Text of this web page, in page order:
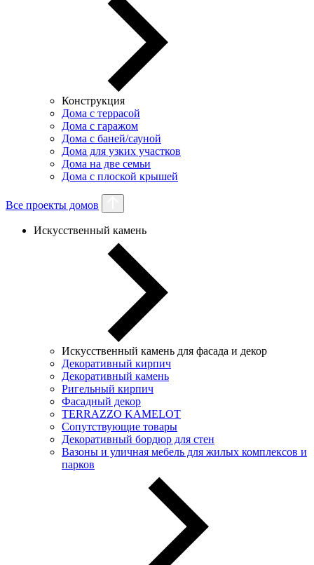
Конструкция
Дома с террасой
Дома с гаражом
Дома с баней/сауной
Дома для узких участков
Дома на две семьи
Дома с плоской крышей
Все проекты домов
Искусственный камень
Искусственный камень для фасада и декор
Декоративный кирпич
Декоративный камень
Ригельный кирпич
Фасадный декор
TERRAZZO KAMELOT
Сопутствующие товары
Декоративный бордюр для стен
Вазоны и уличная мебель для жилых комплексов и
парков